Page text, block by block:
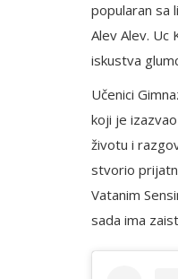
popularan sa
Alev Alev. Uc
iskustva
Učenici
koji je
životu i
stvorio
Vatanim
sada ima